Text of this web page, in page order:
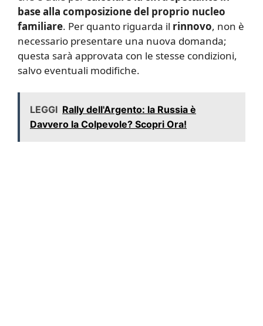
base alla composizione del proprio nucleo
familiare. Per quanto riguarda il rinnovo, non è
necessario presentare una nuova domanda;
questa sarà approvata con le stesse condizioni,
salvo eventuali modifiche.
LEGGI Rally dell'Argento: la Russia è
Davvero la Colpevole? Scopri Ora!